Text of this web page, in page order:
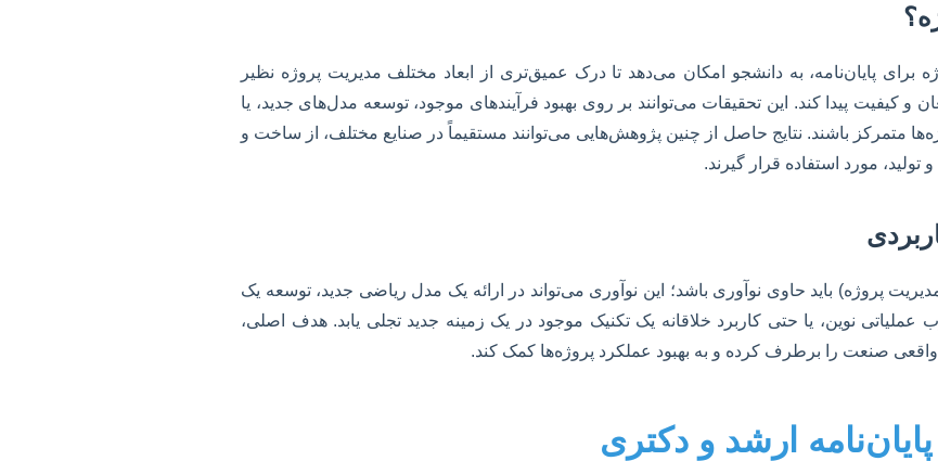
برای پایان‌نامه، به دانشجو امکان می‌دهد تا درک عمیق‌تری از ابعاد مختلف مدیریت پروژه نظیر
و کیفیت پیدا کند. این تحقیقات می‌توانند بر روی بهبود فرآیندهای موجود، توسعه مدل‌های جدید، یا
متمرکز باشند. نتایج حاصل از چنین پژوهش‌هایی می‌توانند مستقیماً در صنایع مختلف، از ساخت و
مورد استفاده قرار گیرند.
پروژه) باید حاوی نوآوری باشد؛ این نوآوری می‌تواند در ارائه یک مدل ریاضی جدید، توسعه یک
عملیاتی نوین، یا حتی کاربرد خلاقانه یک تکنیک موجود در یک زمینه جدید تجلی یابد. هدف اصلی،
واقعی صنعت را برطرف کرده و به بهبود عملکرد پروژه‌ها کمک کند.
ارشد و دکتری